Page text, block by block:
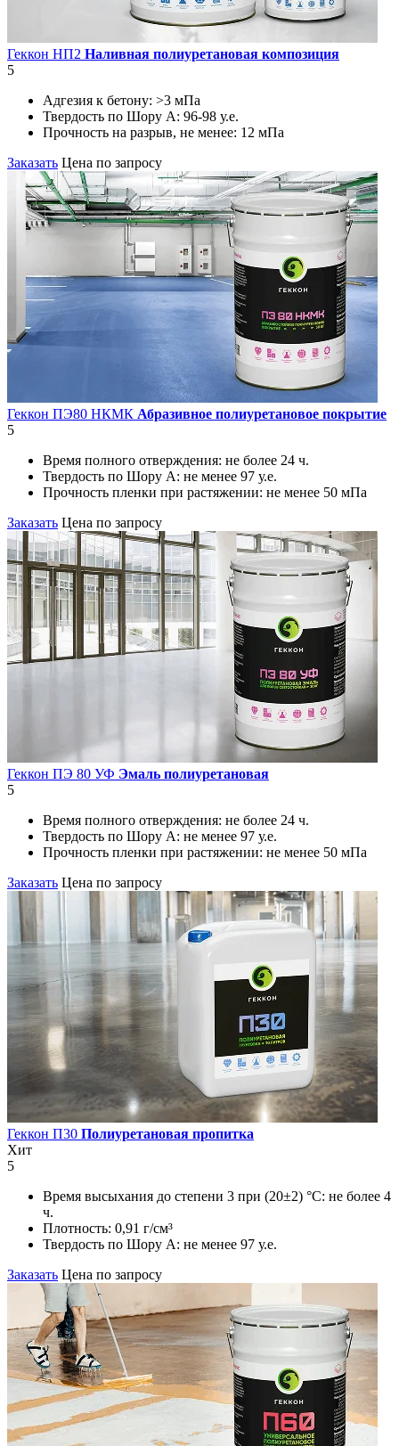
Геккон НП2 Наливная полиуретановая композиция
5
Адгезия к бетону: >3 мПа
Твердость по Шору А: 96-98 у.е.
Прочность на разрыв, не менее: 12 мПа
Заказать Цена по запросу
Геккон ПЭ80 НКМК Абразивное полиуретановое покрытие
5
Время полного отверждения: не более 24 ч.
Твердость по Шору А: не менее 97 у.е.
Прочность пленки при растяжении: не менее 50 мПа
Заказать Цена по запросу
Геккон ПЭ 80 УФ Эмаль полиуретановая
5
Время полного отверждения: не более 24 ч.
Твердость по Шору А: не менее 97 у.е.
Прочность пленки при растяжении: не менее 50 мПа
Заказать Цена по запросу
Геккон П30 Полиуретановая пропитка
Хит
5
Время высыхания до степени 3 при (20±2) °С: не более 4
ч.
Плотность: 0,91 г/см³
Твердость по Шору А: не менее 97 у.е.
Заказать Цена по запросу